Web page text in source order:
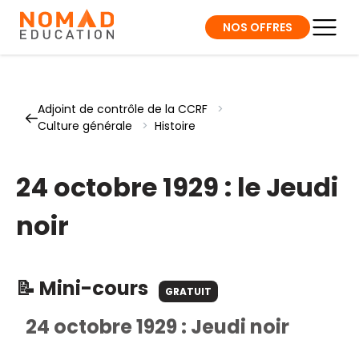
NOS OFFRES
Adjoint de contrôle de la CCRF
>
Culture générale
> Histoire
24 octobre 1929 : le Jeudi
noir
📝 Mini-cours GRATUIT
24 octobre 1929 : Jeudi noir